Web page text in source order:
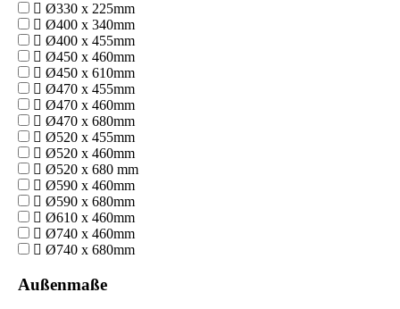
Ø330 x 225mm
Ø400 x 340mm
Ø400 x 455mm
Ø450 x 460mm
Ø450 x 610mm
Ø470 x 455mm
Ø470 x 460mm
Ø470 x 680mm
Ø520 x 455mm
Ø520 x 460mm
Ø520 x 680 mm
Ø590 x 460mm
Ø590 x 680mm
Ø610 x 460mm
Ø740 x 460mm
Ø740 x 680mm
Außenmaße